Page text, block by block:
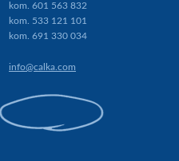
kom. 601 563 832
kom. 533 121 101
kom. 691 330 034
info@calka.com